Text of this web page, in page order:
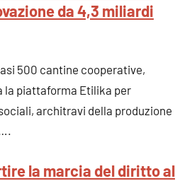
da 4,3 miliardi
500 cantine cooperative,
la piattaforma Etilika per
architravi della produzione
la marcia del diritto al